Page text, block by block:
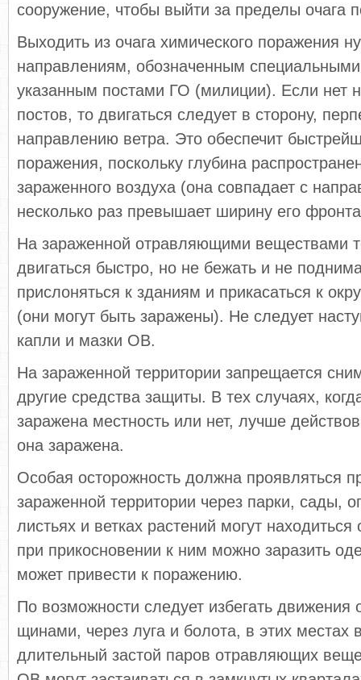
сооружение, чтобы выйти за пределы очага
Выходить из очага химического поражения
направлениям, обозначенным
указанным постами ГО (милиции). Если нет
постов, то двигаться следует в сторону,
направлению ветра. Это обеспечит
поражения, поскольку глубина
зараженного воздуха (она совпадает с
несколько раз превышает ширину его
На зараженной отравляющими веществами
двигаться быстро, но не бежать и не
прислоняться к зданиям и прикасаться к
(они могут быть заражены). Не следует
капли и мазки ОВ.
На зараженной территории запрещается
другие средства защиты. В тех случаях,
заражена местность или нет, лучше
она заражена.
Особая осторожность должна проявляться
зараженной территории через парки, сады,
листьях и ветках растений могут
при прикосновении к ним можно заразить
может привести к поражению.
По возможности следует избегать движения
щинами, через луга и болота, в этих местах
длительный застой паров отравляющих